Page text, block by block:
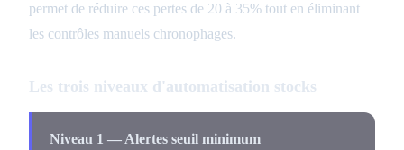
permet de réduire ces pertes de 20 à 35% tout en éliminant
les contrôles manuels chronophages.
Les trois niveaux d'automatisation stocks
Niveau 1 — Alertes seuil minimum